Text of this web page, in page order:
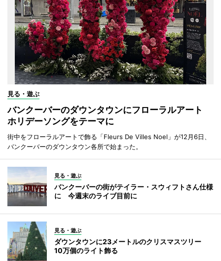
見る・遊ぶ
バンクーバーのダウンタウンにフローラルアート
ホリデーソングをテーマに
街中をフローラルアートで飾る「Fleurs De Villes Noel」が12月6日、
バンクーバーのダウンタウン各所で始まった。
見る・遊ぶ
バンクーバーの街がテイラー・スウィフトさん仕様
に 今週末のライブ目前に
見る・遊ぶ
ダウンタウンに23メートルのクリスマスツリー
10万個のライト飾る